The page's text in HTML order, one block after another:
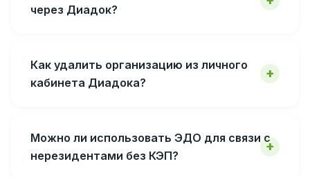
через Диадок?
Как удалить организацию из личного
кабинета Диадока?
Можно ли использовать ЭДО для связи с
нерезидентами без КЭП?